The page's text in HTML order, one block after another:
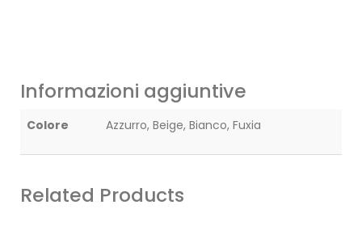
Informazioni aggiuntive
Colore Azzurro, Beige, Bianco, Fuxia
Related Products